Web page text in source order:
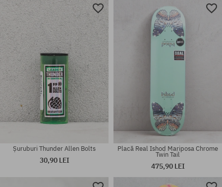
Mărimi existente:
8.5
mărime universală
Șuruburi Thunder Allen Bolts
30,90 LEI
Placă Real Ishod Mariposa Chrome
Twin Tail
475,90 LEI